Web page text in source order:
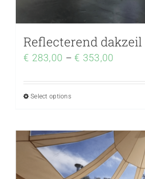
Reflecterend dakzeil
€ 283,00 –€ 353,00
Select options